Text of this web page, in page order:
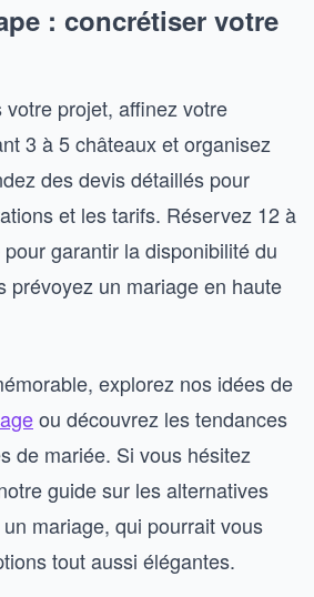
: concrétiser votre
projet, affinez votre
3 à 5 châteaux et organisez
des devis détaillés pour
et les tarifs. Réservez 12 à
pour garantir la disponibilité du
prévoyez un mariage en haute
explorez nos idées de
ou découvrez les tendances
de mariée. Si vous hésitez
guide sur les alternatives
mariage, qui pourrait vous
tout aussi élégantes.